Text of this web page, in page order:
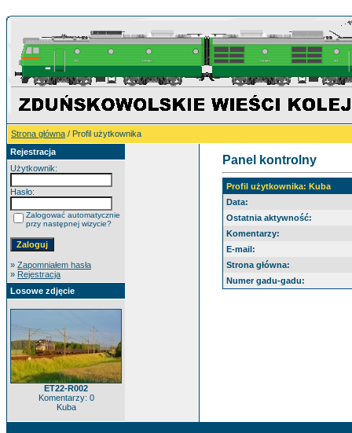
Strona główna / Profil użytkownika
Rejestracja
Użytkownik:
Hasło:
Zalogować automatycznie
przy następnej wizycie?
» Zapomniałem hasła
» Rejestracja
Losowe zdjęcie
ET22-R002
Komentarzy: 0
Kuba
Panel kontrolny
Profil użytkownika: Kuba
Data:
Ostatnia aktywność:
Komentarzy:
E-mail:
Strona główna:
Numer gadu-gadu: